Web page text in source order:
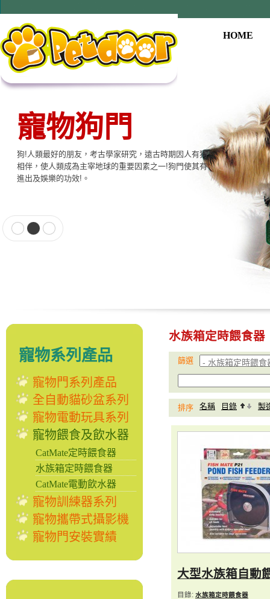
HOME
寵物狗門
狗!人類最好的朋友，考古學家研究，遠古時期因人有狗
相伴，使人類成為主宰地球的重要因素之一!狗門使其有
進出及娛樂的功效!。
寵物系列產品
寵物門系列產品
全自動貓砂盆系列
寵物電動玩具系列
寵物餵食及飲水器
CatMate定時餵食器
水族箱定時餵食器
CatMate電動飲水器
寵物訓練器系列
寵物攜帶式攝影機
寵物門安裝實績
水族箱定時餵食器
篩選
排序 名稱 目錄 製
大型水族箱自動
目錄: 水族箱定時餵食器